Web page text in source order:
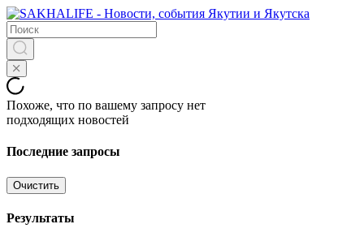
Похоже, что по вашему запросу нет
подходящих новостей
Последние запросы
Очистить
Результаты